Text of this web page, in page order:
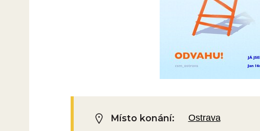
Místo konání: Ostrava